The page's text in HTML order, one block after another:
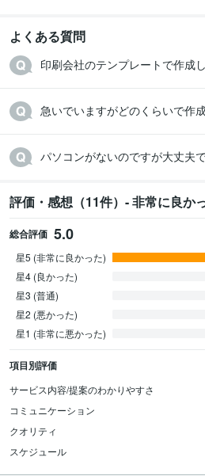
よくある質問
印刷会社のテンプレートで作成
急いでいますがどのくらいで作
パソコンがないのですが大丈夫
評価・感想（11件）- 非常に良か
総合評価 5.0
星5 (非常に良かった)
星4 (良かった)
星3 (普通)
星2 (悪かった)
星1 (非常に悪かった)
項目別評価
サービス内容/提案のわかりやすさ
コミュニケーション
クオリティ
スケジュール